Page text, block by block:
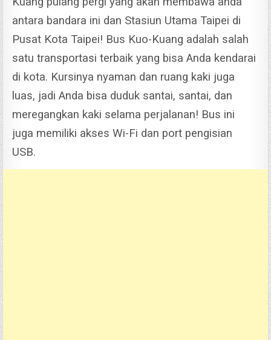
antara bandara ini dan Stasiun Utama Taipei di
Pusat Kota Taipei! Bus Kuo-Kuang adalah salah
satu transportasi terbaik yang bisa Anda kendarai
di kota. Kursinya nyaman dan ruang kaki juga
luas, jadi Anda bisa duduk santai, santai, dan
meregangkan kaki selama perjalanan! Bus ini
juga memiliki akses Wi-Fi dan port pengisian
USB.